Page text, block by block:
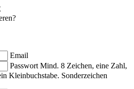
Email
Passwort Mind. 8 Zeichen, eine Zahl,
Kleinbuchstabe. Sonderzeichen